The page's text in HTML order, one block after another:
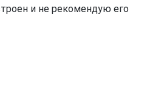
и не рекомендую его